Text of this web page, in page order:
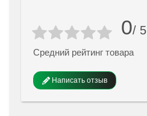
0/ 5
Средний рейтинг товара
Написать отзыв